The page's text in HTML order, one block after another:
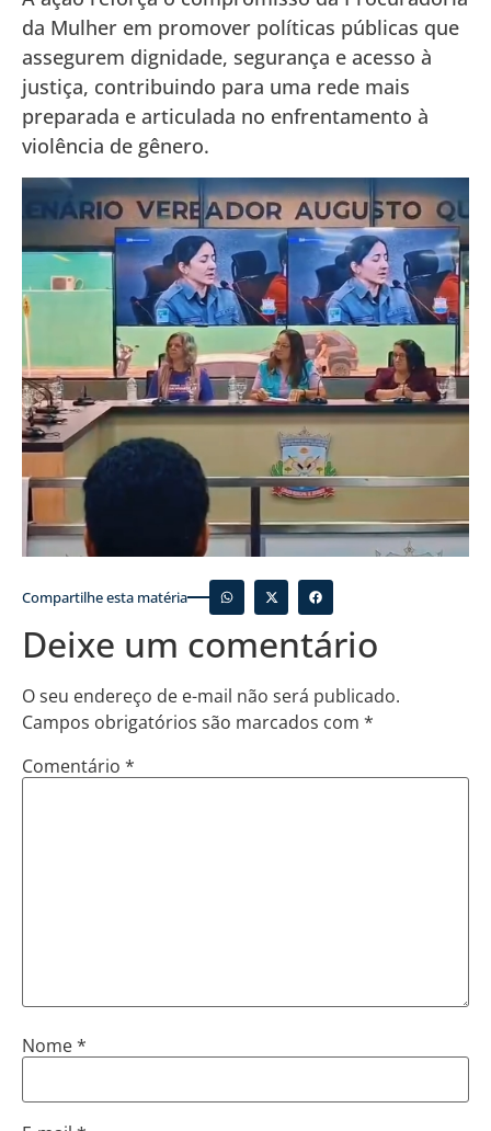
da Mulher em promover políticas públicas que
assegurem dignidade, segurança e acesso à
justiça, contribuindo para uma rede mais
preparada e articulada no enfrentamento à
violência de gênero.
Compartilhe esta matéria
Deixe um comentário
O seu endereço de e-mail não será publicado.
Campos obrigatórios são marcados com *
Comentário *
Nome*